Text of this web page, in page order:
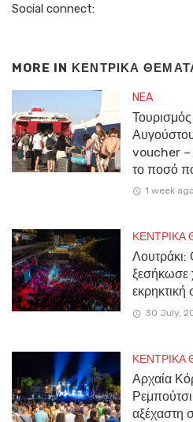
Social connect:
MORE IN ΚΕΝΤΡΙΚΑ
NEA
Αυγούστου
voucher –
το ποσό
1 week ago
ΚΕΝΤΡΙΚΑ
Λουτράκι:
ξεσήκωσε
30 July,
ΚΕΝΤΡΙΚΑ
Αρχαία
αξέχαστη